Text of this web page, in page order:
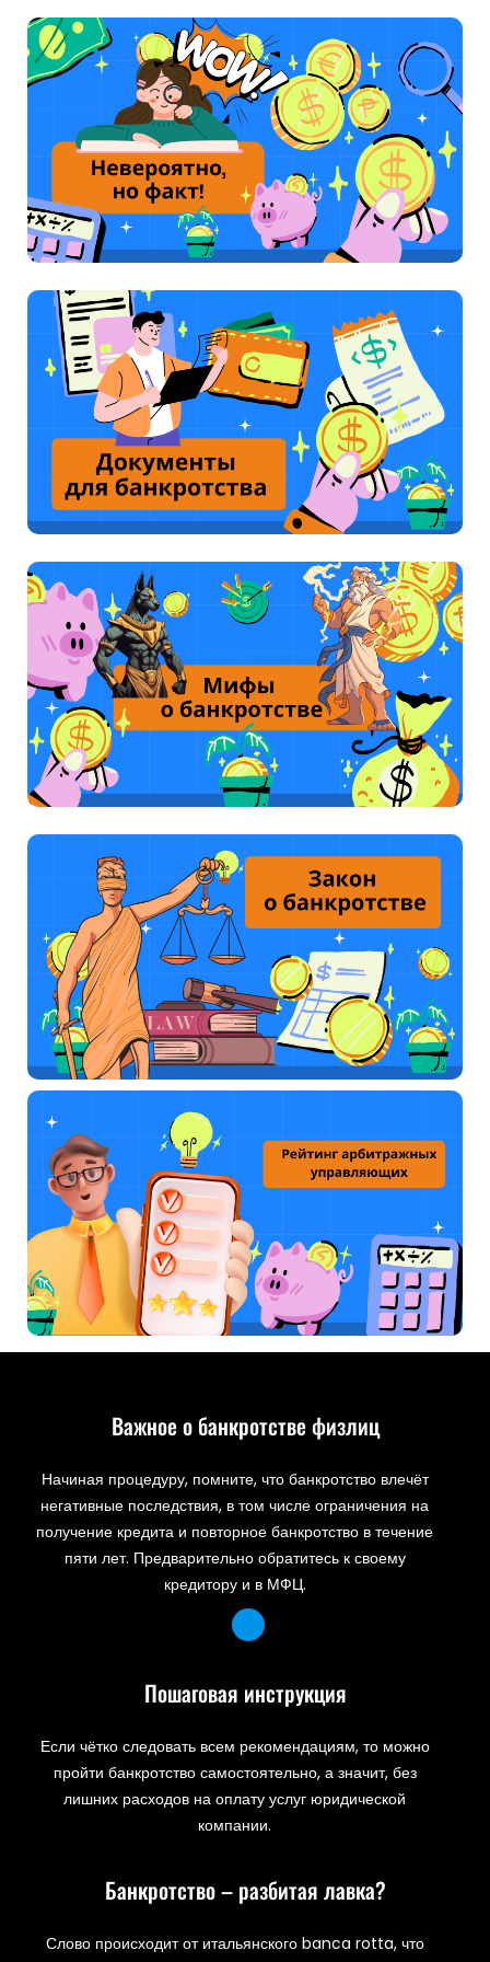
Важное о банкротстве физлиц
Начиная процедуру, помните, что банкротство влечёт
негативные последствия, в том числе ограничения на
получение кредита и повторное банкротство в течение
пяти лет. Предварительно обратитесь к своему
кредитору и в МФЦ.
Пошаговая инструкция
Если чётко следовать всем рекомендациям, то можно
пройти банкротство самостоятельно, а значит, без
лишних расходов на оплату услуг юридической
компании.
Банкротство – разбитая лавка?
Слово происходит от итальянского banca rotta, что